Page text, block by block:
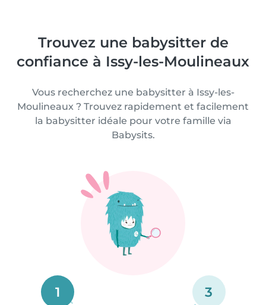
Trouvez une babysitter de
confiance à Issy-les-Moulineaux
Vous recherchez une babysitter à Issy-les-
Moulineaux ? Trouvez rapidement et facilement
la babysitter idéale pour votre famille via
Babysits.
1 3